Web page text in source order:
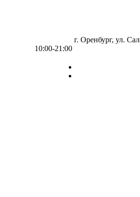
г. Оренбург, ул.
10:00-21:00